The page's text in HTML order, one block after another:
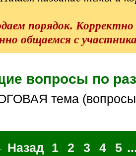
порядок.
общаемся с
вопросы по
тема
Назад 1 2 3 4 5